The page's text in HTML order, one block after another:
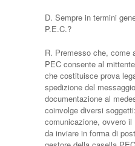
D. Sempre in termini
P.E.C.?
R. Premesso che, come
PEC consente al
che costituisce prova
spedizione del
documentazione al
coinvolge diversi
comunicazione, ovvero
da inviare in forma di